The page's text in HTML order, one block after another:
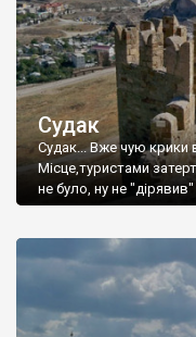
Судак
Судак... Вже чую крики
Місце,туристами
не було, ну не "дірявив"